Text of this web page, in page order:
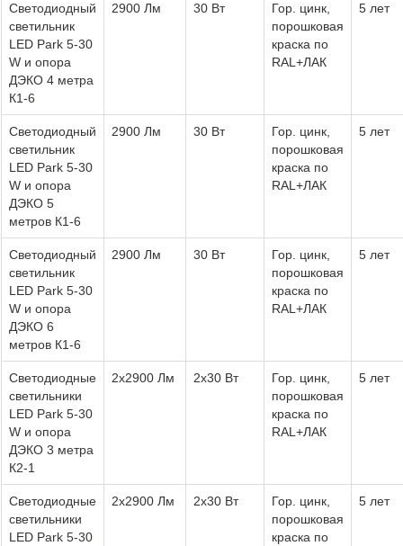
Светодиодный
светильник
LED Park 5-30
W и опора
ДЭКО 4 метра
К1-6
2900 Лм 30 Вт
Гор. цинк,
порошковая
краска по
RAL+ЛАК
5 лет
Светодиодный
светильник
LED Park 5-30
W и опора
ДЭКО 5
метров К1-6
2900 Лм 30 Вт
Гор. цинк,
порошковая
краска по
RAL+ЛАК
5 лет
Светодиодный
светильник
LED Park 5-30
W и опора
ДЭКО 6
метров К1-6
2900 Лм 30 Вт
Гор. цинк,
порошковая
краска по
RAL+ЛАК
5 лет
Светодиодные
светильники
LED Park 5-30
W и опора
ДЭКО 3 метра
К2-1
2х2900 Лм 2х30 Вт
Гор. цинк,
порошковая
краска по
RAL+ЛАК
5 лет
Светодиодные
светильники
LED Park 5-30
2х2900 Лм 2х30 Вт
Гор. цинк,
порошковая
краска по
5 лет